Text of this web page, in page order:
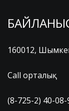
160012,
Call орталық
(8-725-2) 40-08-